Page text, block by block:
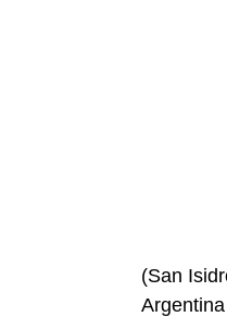
(San